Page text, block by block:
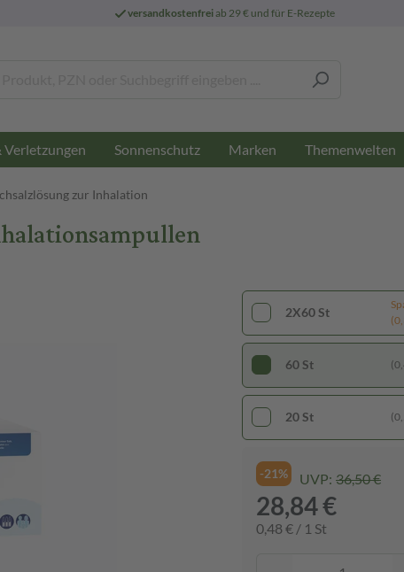
versandkostenfreiab 29 € und für E-Rezepte
Verletzungen Sonnenschutz Marken Themenwelten
zur Inhalation
2X60 St
60 St
20 St
-21% UVP: 36,50 €
28,84 €
0,48 € / 1 St